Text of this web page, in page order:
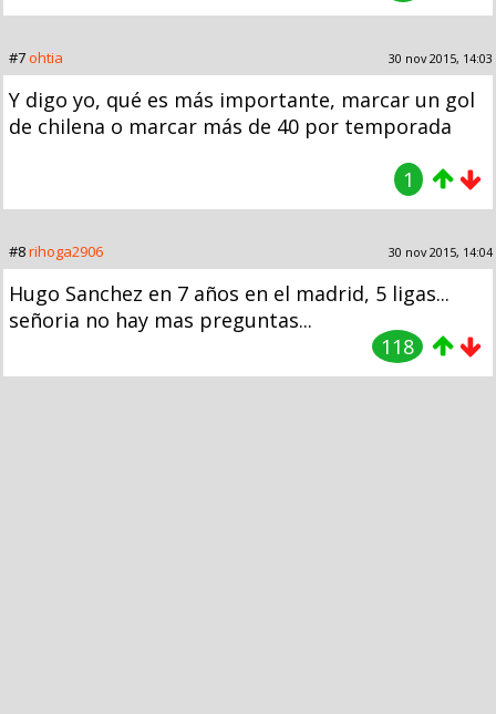
#7ohtia 30 nov 2015, 14:03
Y digo yo, qué es más importante, marcar un gol
de chilena o marcar más de 40 por temporada
1
#8rihoga2906 30 nov 2015, 14:04
Hugo Sanchez en 7 años en el madrid, 5 ligas...
señoria no hay mas preguntas...
118